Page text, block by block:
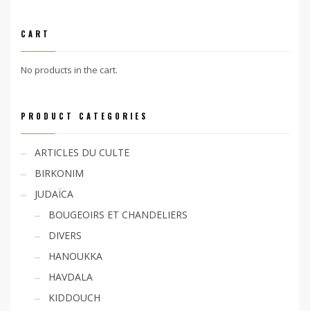
CART
No products in the cart.
PRODUCT CATEGORIES
ARTICLES DU CULTE
BIRKONIM
JUDAÏCA
BOUGEOIRS ET CHANDELIERS
DIVERS
HANOUKKA
HAVDALA
KIDDOUCH